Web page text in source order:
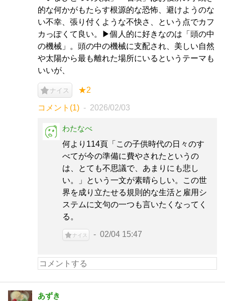
的な何かがもたらす根源的な恐怖、避けようのな
い不幸、張り付くような不快さ、という点でカフ
カっぽくて良い。▶︎個人的に好きなのは「頭の中
の機械」。頭の中の機械に支配され、美しい自然
や太陽から最も離れた場所にいるというテーマも
いいが、
ナイス ★2
コメント(1) 2026/02/03
わたなべ
何より114頁「この子供時代の日々のす
べてが今の準備に費やされたというの
は、とても不思議で、あまりにも悲し
い。」という一文が素晴らしい。この世
界を成り立たせる規則的な生活と雇用シ
ステムに文句の一つも言いたくなってく
る。
ナイス 02/04 15:47
あずき